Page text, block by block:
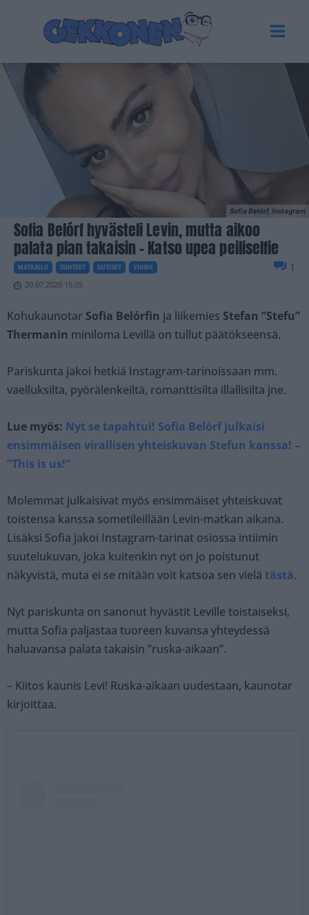
Sofia Belórf, Instagram
Sofia Belórf hyvästeli Levin, mutta aikoo
palata pian takaisin – Katso upea peiliselfie
MATKAILU SUHTEET UUTISET VIIHDE
20.07.2020 15.05
1
Kohukaunotar Sofia Belórfin ja liikemies Stefan ”Stefu”
Thermanin miniloma Levillä on tullut päätökseensä.
Pariskunta jakoi hetkiä Instagram-tarinoissaan mm.
vaelluksilta, pyörälenkeiltä, romanttisilta illallisilta jne.
Lue myös: Nyt se tapahtui! Sofia Belórf julkaisi
ensimmäisen virallisen yhteiskuvan Stefun kanssa! –
”This is us!”
Molemmat julkaisivat myös ensimmäiset yhteiskuvat
toistensa kanssa sometileillään Levin-matkan aikana.
Lisäksi Sofia jakoi Instagram-tarinat osiossa intiimin
suutelukuvan, joka kuitenkin nyt on jo poistunut
näkyvistä, muta ei se mitään voit katsoa sen vielä tästä.
Nyt pariskunta on sanonut hyvästit Leville toistaiseksi,
mutta Sofia paljastaa tuoreen kuvansa yhteydessä
haluavansa palata takaisin ”ruska-aikaan”.
– Kiitos kaunis Levi! Ruska-aikaan uudestaan, kaunotar
kirjoittaa.